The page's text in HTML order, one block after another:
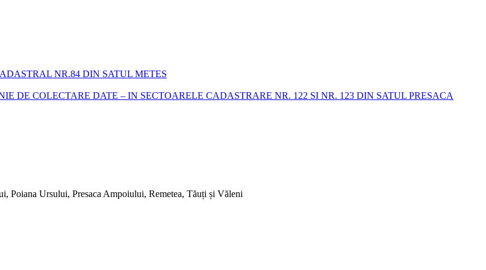
NR.84 DIN SATUL METES
DE COLECTARE DATE – IN SECTOARELE CADASTRARE NR. 122 SI NR. 123 DIN SATUL PRESACA
Poiana Ursului, Presaca Ampoiului, Remetea, Tăuți și Văleni